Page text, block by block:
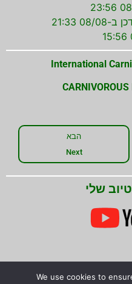
21:33
International
הבא
Next
שלי
We use cookies to